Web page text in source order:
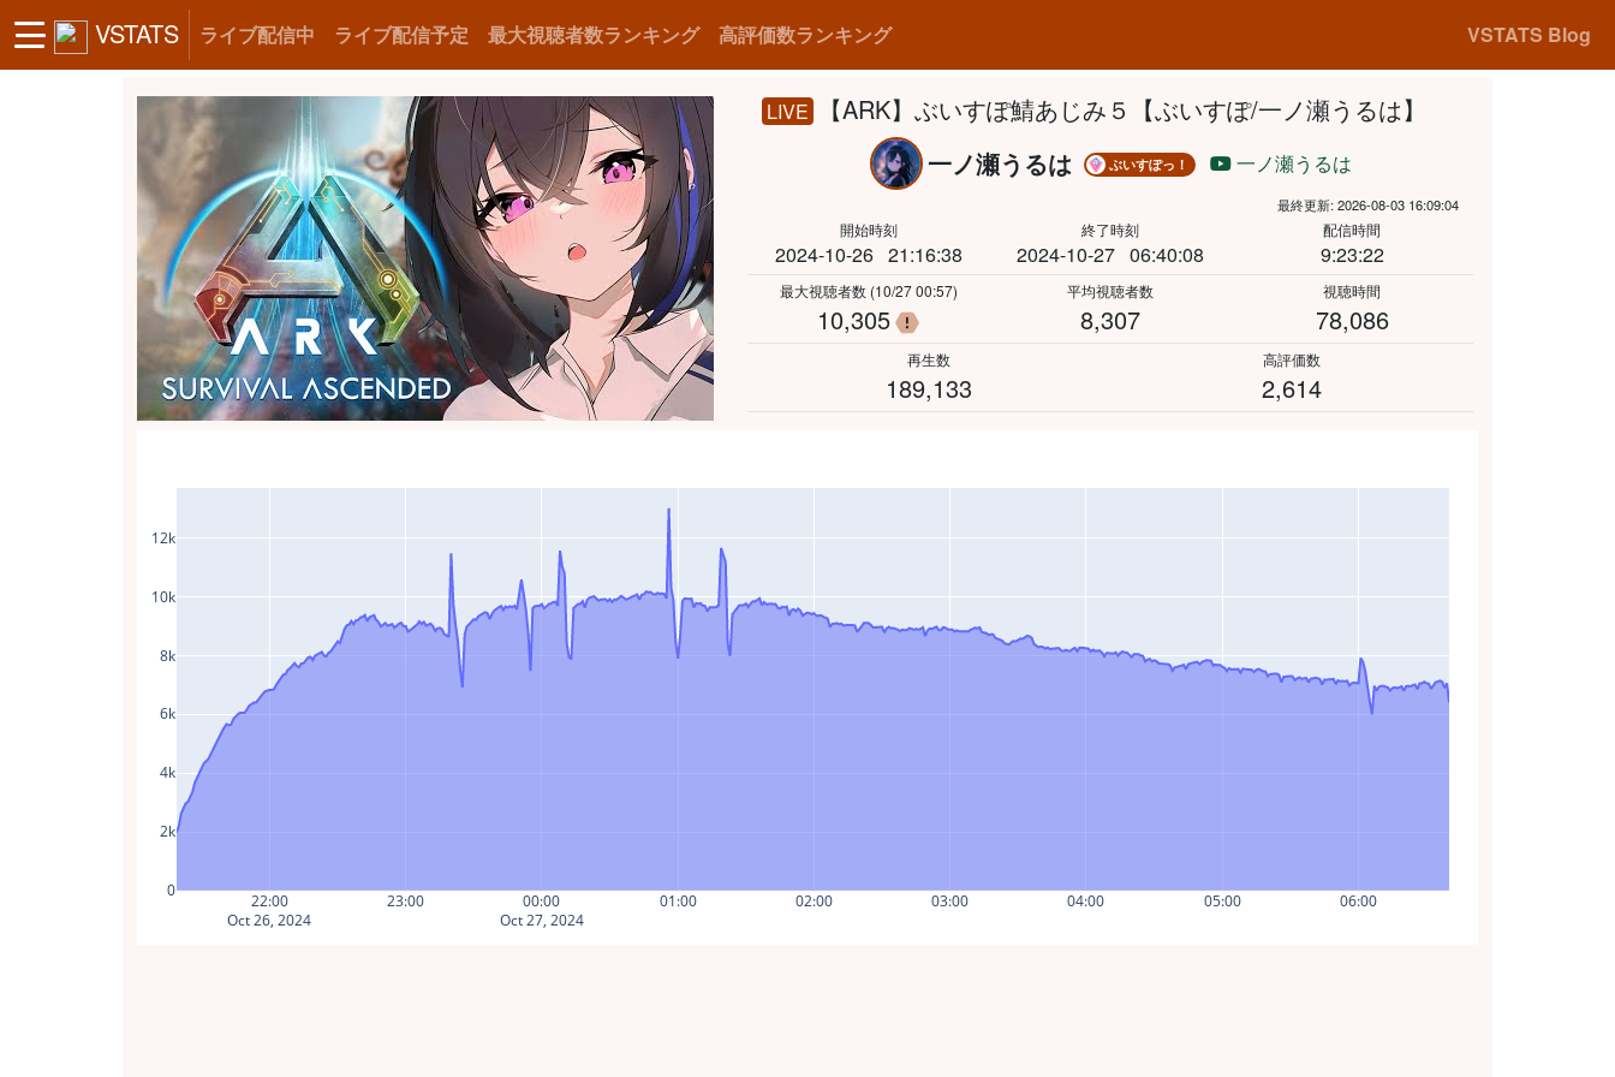
VSTATS ライブ配信中 ライブ配信予定 最大視聴者数ランキング 高評価数ランキング VSTATS Blog
LIVE
【ARK】ぶいすぽ鯖あじみ５【ぶいすぽ/一ノ瀬うるは】
一ノ瀬うるは
ぶいすぽっ！ 一ノ瀬うるは
最終更新: 2026-08-03 16:09:04
開始時刻
2024-10-26 21:16:38
終了時刻
2024-10-27 06:40:08
配信時間
9:23:22
最大視聴者数 (10/27 00:57)
10,305 瞬間的な視聴者数の急増があったため、最大値から除外しています。
平均視聴者数
8,307
視聴時間
78,086
再生数
189,133
高評価数
2,614
22:00
Oct 26, 2024
23:00 00:00
Oct 27, 2024
01:00 02:00 03:00 04:00 05:00 06:00
0
2k
4k
6k
8k
10k
12k